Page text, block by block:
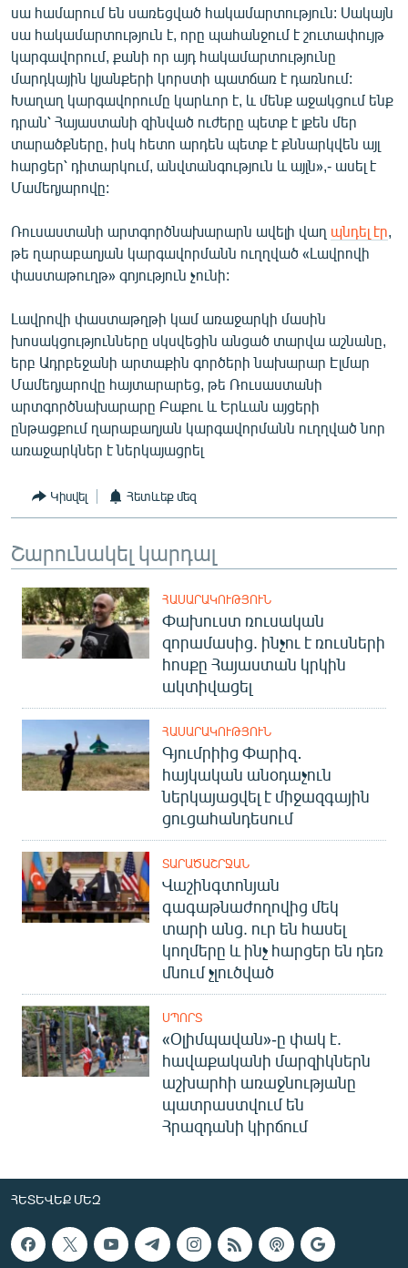
Հայերեն
English
Русский
ՀԵՏԵՎԵՔ ՄԵԶ
«Ազատության» բոլոր կայքերը
սա համարում են սառեցված հակամարտություն: Սակայն
սա հակամարտություն է, որը պահանջում է շուտափույթ
կարգավորում, քանի որ այդ հակամարտությունը
մարդկային կյանքերի կորստի պատճառ է դառնում:
Խաղաղ կարգավորումը կարևոր է, և մենք աջակցում ենք
դրան՝ Հայաստանի զինված ուժերը պետք է լքեն մեր
տարածքները, իսկ հետո արդեն պետք է քննարկվեն այլ
հարցեր՝ դիտարկում, անվտանգություն և այլն»,- ասել է
Մամեդյարովը:
Ռուսաստանի արտգործնախարարն ավելի վաղ պնդել էր
թե ղարաբաղյան կարգավորմանն ուղղված «Լավրովի
փաստաթուղթ» գոյություն չունի:
Լավրովի փաստաթղթի կամ առաջարկի մասին
խոսակցությունները սկսվեցին անցած տարվա աշնանը,
երբ Ադրբեջանի արտաքին գործերի նախարար Էլմար
Մամեդյարովը հայտարարեց, թե Ռուսաստանի
արտգործնախարարը Բաքու և Երևան այցերի
ընթացքում ղարաբաղյան կարգավորմանն ուղղված նոր
առաջարկներ է ներկայացրել
Կիսվել Հետևեք մեզ
Շարունակել կարդալ
ՀԱՍԱՐԱԿՈՒԹՅՈՒՆ
Փախուստ ռուսական
զորամասից. ինչու է ռուսների
հոսքը Հայաստան կրկին
ակտիվացել
ՀԱՍԱՐԱԿՈՒԹՅՈՒՆ
Գյումրիից Փարիզ․
հայկական անօդաչուն
ներկայացվել է միջազգային
ցուցահանդեսում
ՏԱՐԱԾԱՇՐՋԱՆ
Վաշինգտոնյան
գագաթնաժողովից մեկ
տարի անց. ուր են հասել
կողմերը և ինչ հարցեր են դեռ
մնում չլուծված
ՍՊՈՐՏ
«Օլիմպավան»-ը փակ է.
հավաքականի մարզիկներն
աշխարհի առաջնությանը
պատրաստվում են
Հրազդանի կիրճում
ՀԵՏԵՎԵՔ ՄԵԶ